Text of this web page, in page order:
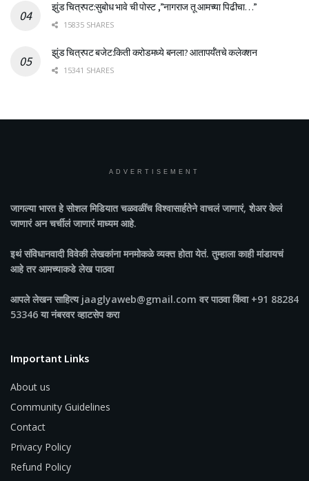
झुंड चित्रपट:सुबोध भावे ची पोस्ट ,”नागराज तू आमच्या पिढीचा…”
15835 SHARES
झुंड चित्रपट बजेट:किती करोडमध्ये बनला? आतापर्यँतचे कलेक्शन
15341 SHARES
ADVERTISEMENT
जागल्या भारतहे सोशल मिडियात चळवळींच विश्वासार्हतेने वाचलं जाणारं, शेअर केलं
जाणारं अन चर्चीलं जाणारं माध्यम आहे.
इथं संविधानवादी विवेकी लेखकांना मनमोकळे व्यक्त होता येतं. तुम्हाला काही मांडायचं
आहे तर आमच्याकडे लेख पाठवा
आपले लेखन साहित्य jaaglyaweb@gmail.com वर पाठवा किंवा +91 88284
53346 या नंबरवर व्हाटसेप करा
Important Links
About us
Community Guidelines
Contact
Privacy Policy
Refund Policy